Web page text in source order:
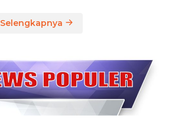
Selengkapnya